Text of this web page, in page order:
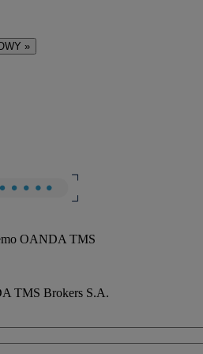
»
OANDA TMS
TMS Brokers S.A.